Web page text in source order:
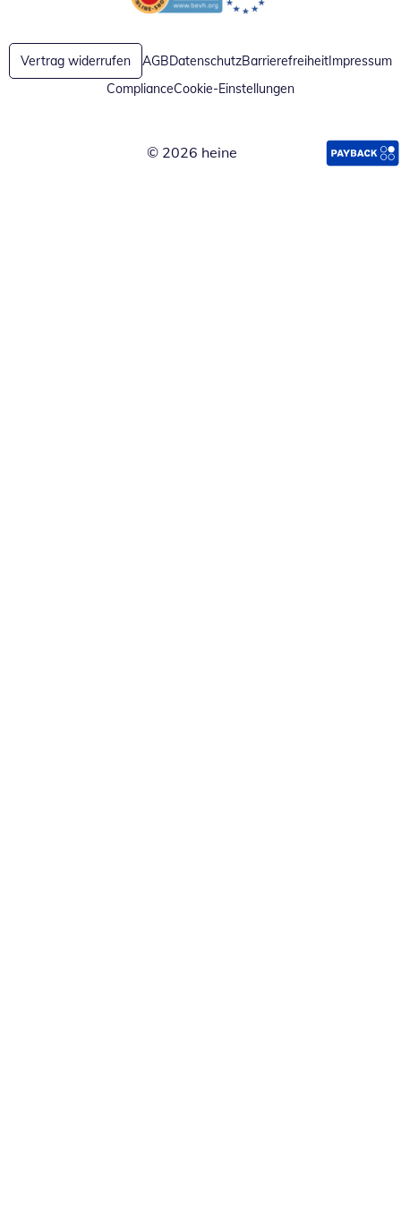
Öffnet in neuem FensterÖffnet in neuem Fenster
Vertrag widerrufen AGBDatenschutzBarrierefreiheitImpressum
ComplianceCookie-Einstellungen
© 2026 heine